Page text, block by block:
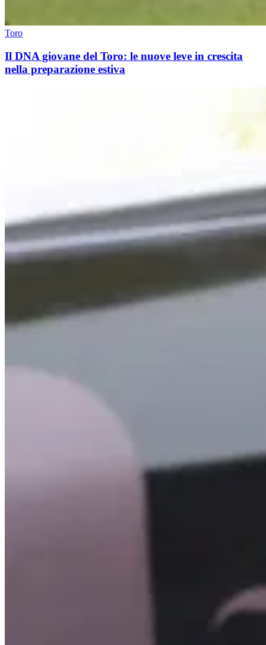
Toro
Il DNA giovane del Toro: le nuove leve in crescita
nella preparazione estiva